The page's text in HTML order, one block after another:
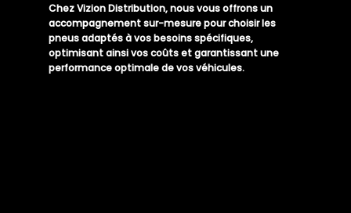
Chez Vizion Distribution, nous vous offrons un
accompagnement sur-mesure pour choisir les
pneus adaptés à vos besoins spécifiques,
optimisant ainsi vos coûts et garantissant une
performance optimale de vos véhicules.